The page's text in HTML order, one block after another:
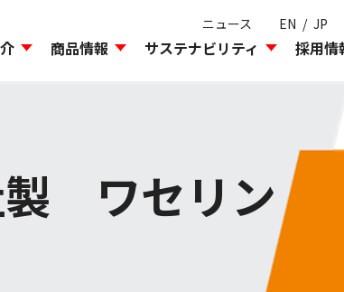
ニュース EN / JP
商品情報 サステナビリティ 採用情
製 ワセリン